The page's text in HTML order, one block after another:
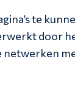
te
door